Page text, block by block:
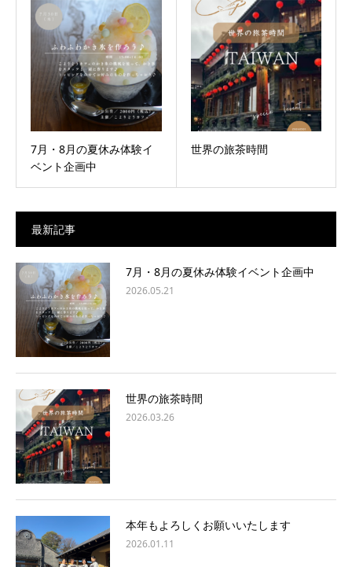
7月・8月の夏休み体験イ
ベント企画中
世界の旅茶時間
最新記事
7月・8月の夏休み体験イベント企画中
2026.05.21
世界の旅茶時間
2026.03.26
本年もよろしくお願いいたします
2026.01.11